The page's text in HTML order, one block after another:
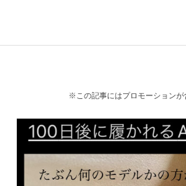
※この記事にはプロモーションが